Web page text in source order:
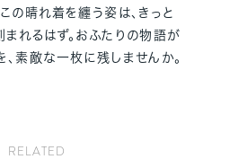
の晴れ着を纏う姿は、きっと
れるはず。おふたりの物語が
素敵な一枚に残しませんか。
RELATED